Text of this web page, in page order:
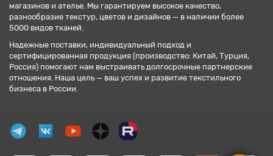
магазинов и ателье. Мы гарантируем высокое качество,
разнообразие текстур, цветов и дизайнов — в наличии более
5000 видов тканей.
Надежные поставки, индивидуальный подход и
сертифицированная продукция (производство: Китай, Турция,
Россия) помогают нам выстраивать долгосрочные партнерские
отношения. Наша цель — ваш успех и развитие текстильного
бизнеса в России.